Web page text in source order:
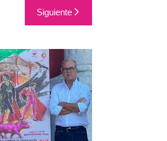
Siguiente